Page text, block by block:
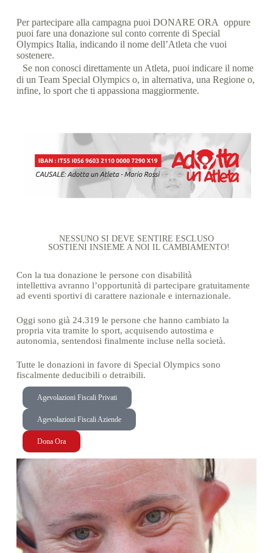
Per partecipare alla campagna puoi DONARE ORA oppure
puoi fare una donazione sul conto corrente di Special
Olympics Italia, indicando il nome dell’Atleta che vuoi
sostenere.
Se non conosci direttamente un Atleta, puoi indicare il nome
di un Team Special Olympics o, in alternativa, una Regione o,
infine, lo sport che ti appassiona maggiormente.
NESSUNO SI DEVE SENTIRE ESCLUSO
SOSTIENI INSIEME A NOI IL CAMBIAMENTO!
Con la tua donazione le persone con disabilità
intellettiva avranno l’opportunità di partecipare gratuitamente
ad eventi sportivi di carattere nazionale e internazionale.
Oggi sono già 24.319 le persone che hanno cambiato la
propria vita tramite lo sport, acquisendo autostima e
autonomia, sentendosi finalmente incluse nella società.
Tutte le donazioni in favore di Special Olympics sono
fiscalmente deducibili o detraibili.
Agevolazioni Fiscali Privati
Agevolazioni Fiscali Aziende
Dona Ora